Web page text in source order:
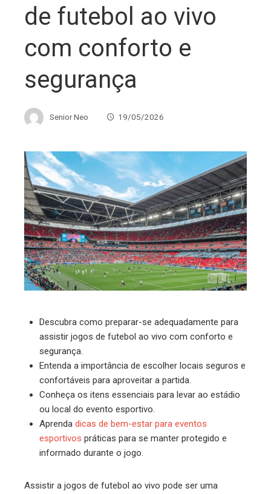
de futebol ao vivo
com conforto e
segurança
Senior Neo 19/05/2026
Descubra como preparar-se adequadamente para
assistir jogos de futebol ao vivo com conforto e
segurança.
Entenda a importância de escolher locais seguros e
confortáveis para aproveitar a partida.
Conheça os itens essenciais para levar ao estádio
ou local do evento esportivo.
Aprenda dicas de bem-estar para eventos
esportivos práticas para se manter protegido e
informado durante o jogo.
Assistir a jogos de futebol ao vivo pode ser uma